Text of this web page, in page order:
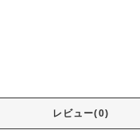
レビュー(0)